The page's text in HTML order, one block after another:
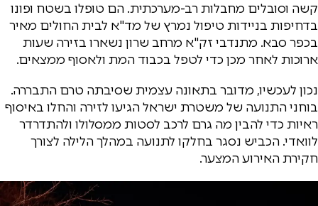
קשה וסובלים מחבלות רב-מערכתית. הם טופלו בשטח ופונו
בדחיפות בניידות טיפול נמרץ של מד"א לבית החולים מאיר
בכפר סבא. מתנדבי זק"א מרחב שרון נשארו בזירה שעות
ארוכות לאחר מכן כדי לטפל בכבוד המת ולאסוף ממצאים.
נכון לעכשיו, מדובר בתאונה עצמית שסיבתה טרם התבררה.
בוחני התנועה של משטרת ישראל הגיעו לזירה והחלו באיסוף
ראיות כדי להבין מה גרם לרכב לסטות ממסלולו ולהתדרדר
לוואדי. הכביש נסגר בחלקו לתנועה במהלך הלילה לצורך
חקירת האירוע המצער.